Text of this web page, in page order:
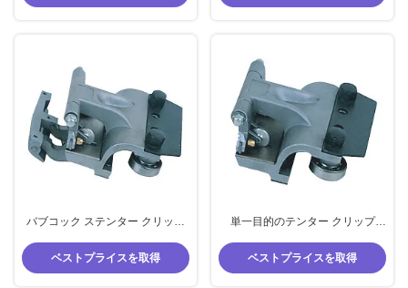
バブコック ステンター クリップ
ター マシン スペアパーツ
ベストプライスを取得
単一目的のテンター クリップ
ー パーツ クリップ 銅鋼
ベストプライスを取得